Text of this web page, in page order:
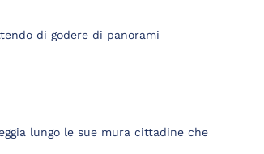
di godere di panorami
lungo le sue mura cittadine che